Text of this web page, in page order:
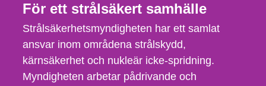
För ett strålsäkert samhälle
Strålsäkerhetsmyndigheten har ett samlat
ansvar inom områdena strålskydd,
kärnsäkerhet och nukleär icke-spridning.
Myndigheten arbetar pådrivande och